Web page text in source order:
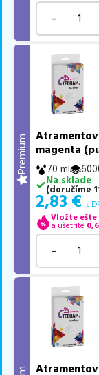
-
Premium
magenta
70 ml
Na sklade
(doručíme
2,83 € s
Vložte ešte
a ušetríte
-